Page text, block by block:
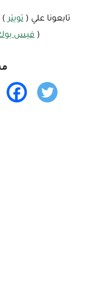
تابعونا علي ( تويتر )
( فيس